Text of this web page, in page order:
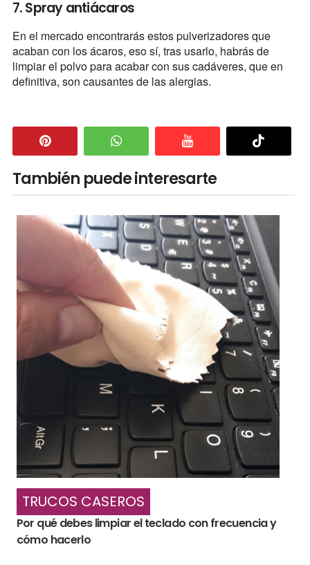
7. Spray antiácaros
En el mercado encontrarás estos pulverizadores que
acaban con los ácaros, eso sí, tras usarlo, habrás de
limpiar el polvo para acabar con sus cadáveres, que en
definitiva, son causantes de las alergias.
También puede interesarte
TRUCOS CASEROS
Por qué debes limpiar el teclado con frecuencia y
cómo hacerlo